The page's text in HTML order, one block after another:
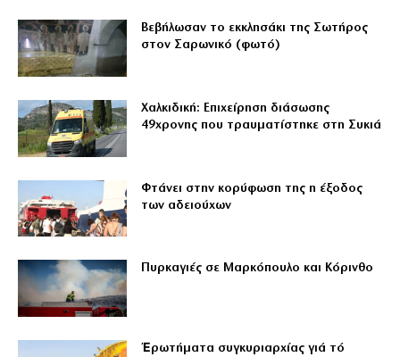
Βεβήλωσαν το εκκλησάκι της Σωτήρος
στον Σαρωνικό (φωτό)
Χαλκιδική: Επιχείρηση διάσωσης
49χρονης που τραυματίστηκε στη Συκιά
Φτάνει στην κορύφωση της η έξοδος
των αδειούχων
Πυρκαγιές σε Μαρκόπουλο και Κόρινθο
Ἐρωτήματα συγκυριαρχίας γιά τό